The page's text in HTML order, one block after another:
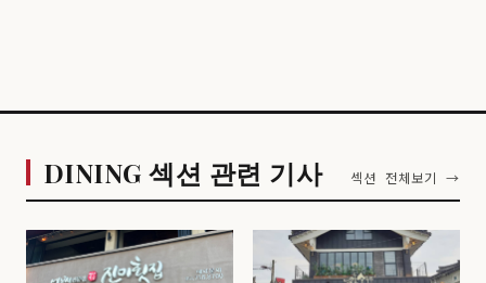
DINING 섹션 관련 기사 섹션 전체보기 →